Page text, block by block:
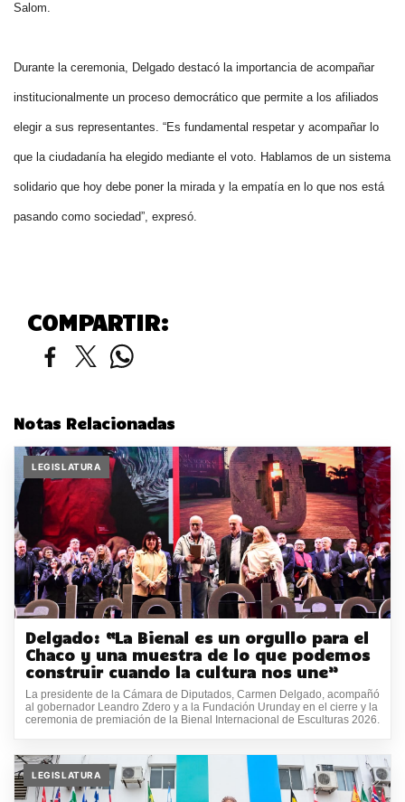
Salom.
Durante la ceremonia, Delgado destacó la importancia de acompañar
institucionalmente un proceso democrático que permite a los afiliados
elegir a sus representantes. “Es fundamental respetar y acompañar lo
que la ciudadanía ha elegido mediante el voto. Hablamos de un sistema
solidario que hoy debe poner la mirada y la empatía en lo que nos está
pasando como sociedad”, expresó.
COMPARTIR:
Notas Relacionadas
LEGISLATURA
Delgado: “La Bienal es un orgullo para el
Chaco y una muestra de lo que podemos
construir cuando la cultura nos une”
La presidente de la Cámara de Diputados, Carmen Delgado, acompañó
al gobernador Leandro Zdero y a la Fundación Urunday en el cierre y la
ceremonia de premiación de la Bienal Internacional de Esculturas 2026.
LEGISLATURA